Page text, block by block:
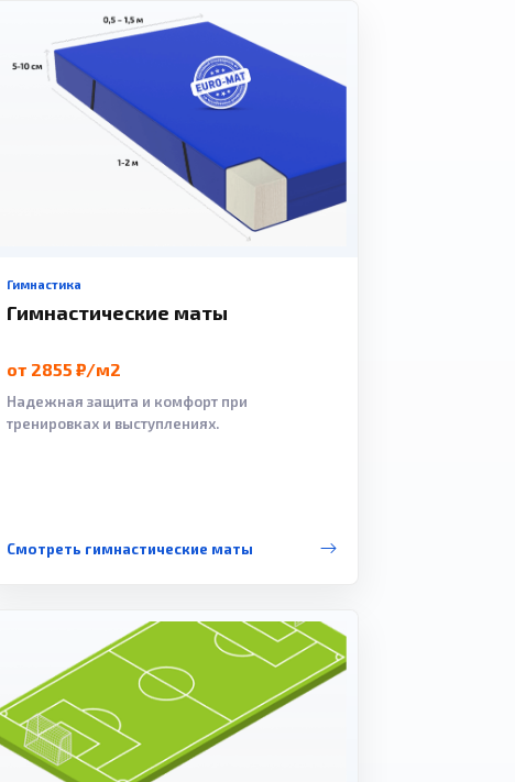
Гимнастика
Гимнастические маты
от 2855 ₽/м2
Надежная защита и комфорт при
тренировках и выступлениях.
Смотреть гимнастические маты